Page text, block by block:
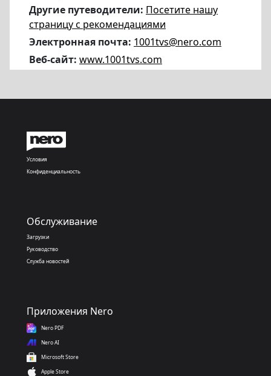
Другие путеводители: Посетите нашу
страницу с рекомендациями
Электронная почта: 1001tvs@nero.com
Веб-сайт: www.1001tvs.com
Условия
Конфиденциальность
Обслуживание
Загрузки
Руководство
Служба новостей
Приложения Nero
Nero PDF
Nero AI
Microsoft Store
Apple Store